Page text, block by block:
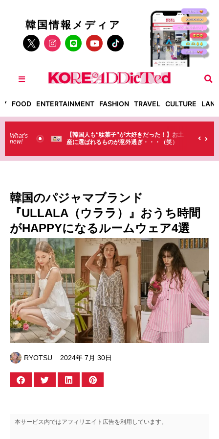
韓国情報メディア
FOOD ENTERTAINMENT FASHION TRAVEL CULTURE
What’s
new!
だった！】お土
ぎ・・・（笑）
【そんなものまで買っていくの？】日本のド
ラストで韓国人が買うものがちょっと…
韓国のパジャマブランド
『ULLALA（ウララ）』おうち時間
がHAPPYになるルームウェア4選
RYOTSU 2024年 7月 30日
本サービス内ではアフィリエイト広告を利用しています。